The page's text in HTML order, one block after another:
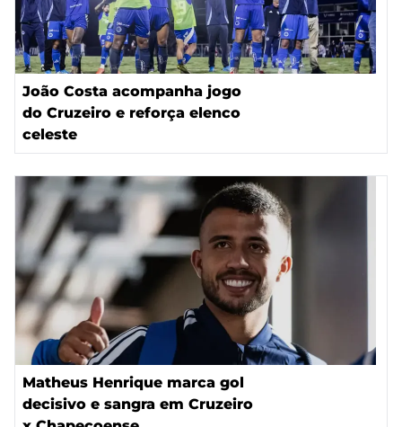
João Costa acompanha jogo
do Cruzeiro e reforça elenco
celeste
Matheus Henrique marca gol
decisivo e sangra em Cruzeiro